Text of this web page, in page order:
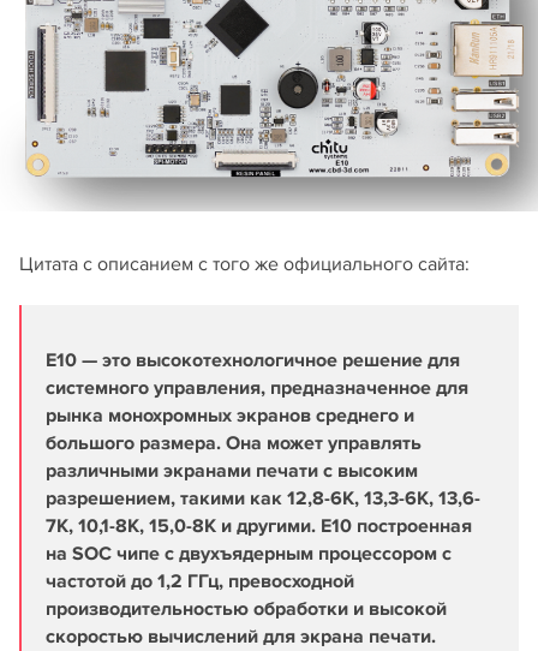
Цитата с описанием с того же официального сайта:
E10 — это высокотехнологичное решение для
системного управления, предназначенное для
рынка монохромных экранов среднего и
большого размера. Она может управлять
различными экранами печати с высоким
разрешением, такими как 12,8-6K, 13,3-6K, 13,6-
7K, 10,1-8K, 15,0-8K и другими. E10 построенная
на SOC чипе с двухъядерным процессором с
частотой до 1,2 ГГц, превосходной
производительностью обработки и высокой
скоростью вычислений для экрана печати.